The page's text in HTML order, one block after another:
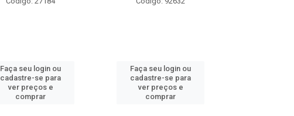
Faça seu login ou
cadastre-se para
ver preços e
comprar
Faça seu login ou
cadastre-se para
ver preços e
comprar